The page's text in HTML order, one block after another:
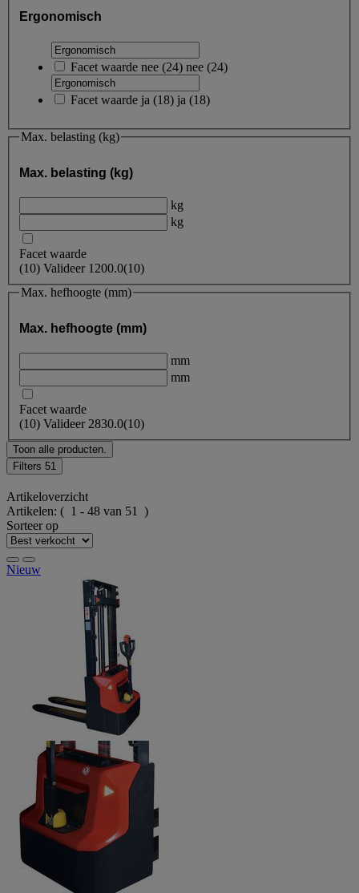
Ergonomisch
Facet waarde nee (24) nee (24)
Facet waarde ja (18) ja (18)
Max. belasting (kg)
Max. belasting (kg)
kg
kg
Facet waarde
(10) Valideer 1200.0(10)
Max. hefhoogte (mm)
Max. hefhoogte (mm)
mm
mm
Facet waarde
(10) Valideer 2830.0(10)
Toon alle producten.
Filters 51
Artikeloverzicht
Artikelen: ( 1 - 48 van 51 )
Sorteer op
Nieuw